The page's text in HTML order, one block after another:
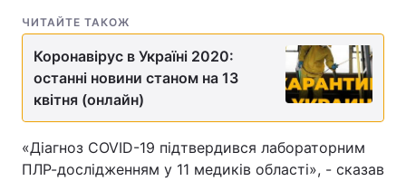
ЧИТАЙТЕ ТАКОЖ
Коронавірус в Україні 2020:
останні новини станом на 13
квітня (онлайн)
«Діагноз COVID-19 підтвердився лабораторним
ПЛР-дослідженням у 11 медиків області», - сказав